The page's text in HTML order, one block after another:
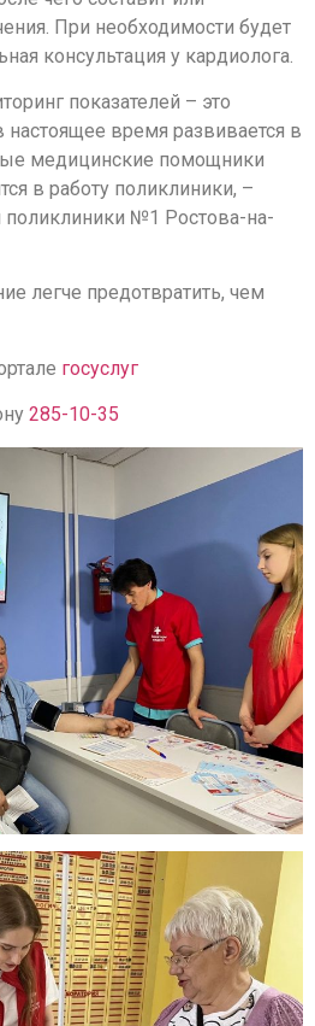
При необходимости будет
консультация у кардиолога.
показателей – это
настоящее время развивается в
медицинские помощники
в работу поликлиники, –
поликлиники №1 Ростова-на-
легче предотвратить, чем
госуслуг
285-10-35